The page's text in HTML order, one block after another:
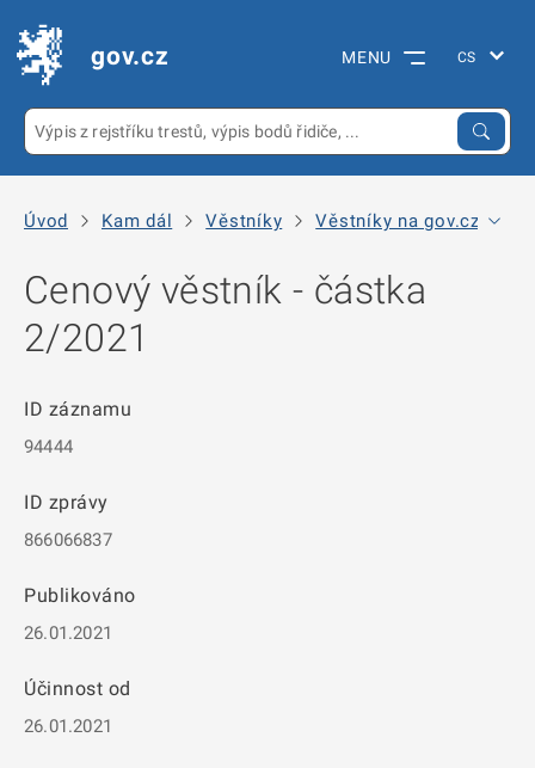
gov.cz MENU
Úvod Kam dál Věstníky Věstníky na gov.cz
Cenový věstník - částka
2/2021
ID záznamu
94444
ID zprávy
866066837
Publikováno
26.01.2021
Účinnost od
26.01.2021